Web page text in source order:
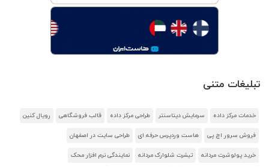
تبلیغات متنی
خدمات مرکز داده سرمایش دیتاسنتر طراحی مرکز داده قالب فروشگاهی رویال کنین
فروش سرور اچ پی هاست وردپرس حرفه ای طراحی سایت در اصفهان
خرید پولوشرت مردانه تیشرت شلوارک مردانه نمایندگی نرم افزار محک